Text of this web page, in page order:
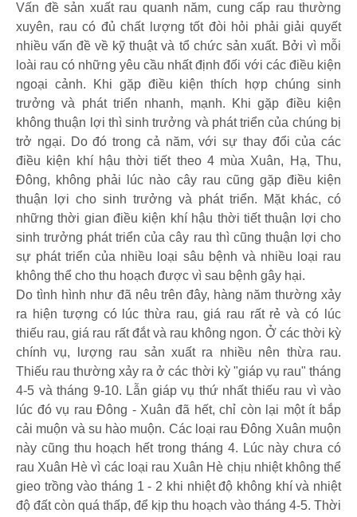
Vấn đề sản xuất rau quanh năm, cung cấp rau thường
xuyên, rau có đủ chất lượng tốt đòi hỏi phải giải quyết
nhiều vấn đề về kỹ thuật và tổ chức sản xuất. Bởi vì mỗi
loài rau có những yêu cầu nhất định đối với các điều kiện
ngoại cảnh. Khi gặp điều kiện thích hợp chúng sinh
trưởng và phát triển nhanh, mạnh. Khi gặp điều kiện
không thuận lợi thì sinh trưởng và phát triển của chúng bị
trở ngại. Do đó trong cả năm, với sự thay đổi của các
điều kiện khí hậu thời tiết theo 4 mùa Xuân, Hạ, Thu,
Đông, không phải lúc nào cây rau cũng gặp điều kiện
thuận lợi cho sinh trưởng và phát triển. Mặt khác, có
những thời gian điều kiện khí hậu thời tiết thuận lợi cho
sinh trưởng phát triển của cây rau thì cũng thuận lợi cho
sự phát triển của nhiều loại sâu bệnh và nhiều loại rau
không thể cho thu hoạch được vì sau bệnh gây hại.
Do tình hình như đã nêu trên đây, hàng năm thường xảy
ra hiện tượng có lúc thừa rau, giá rau rất rẻ và có lúc
thiếu rau, giá rau rất đắt và rau không ngon. Ở các thời kỳ
chính vụ, lượng rau sản xuất ra nhiều nên thừa rau.
Thiếu rau thường xảy ra ở các thời kỳ "giáp vụ rau" tháng
4-5 và tháng 9-10. Lẫn giáp vụ thứ nhất thiếu rau vì vào
lúc đó vụ rau Đông - Xuân đã hết, chỉ còn lại một ít bắp
cải muộn và su hào muộn. Các loại rau Đông Xuân muộn
này cũng thu hoạch hết trong tháng 4. Lúc này chưa có
rau Xuân Hè vì các loại rau Xuân Hè chịu nhiệt không thể
gieo trồng vào tháng 1 - 2 khi nhiệt độ không khí và nhiệt
độ đất còn quá thấp, để kịp thu hoạch vào tháng 4-5. Thời